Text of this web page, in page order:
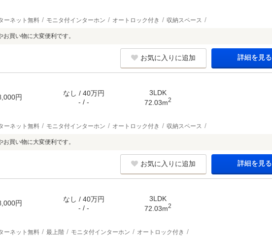
ーネット無料 モニタ付インターホン オートロック付き 収納スペース
買い物に大変便利です。
お気に入りに追加 詳細を見る
円
なし / 40万円
- / -
3LDK
72.03m2
ーネット無料 モニタ付インターホン オートロック付き 収納スペース
買い物に大変便利です。
お気に入りに追加 詳細を見る
円
なし / 40万円
- / -
3LDK
72.03m2
ーネット無料 最上階 モニタ付インターホン オートロック付き